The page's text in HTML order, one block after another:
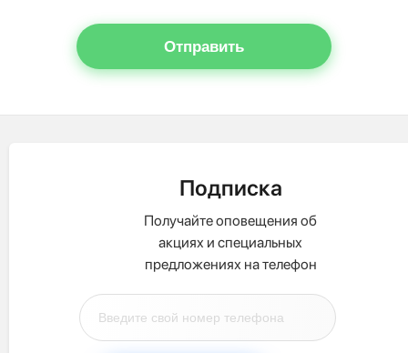
Отправить
Подписка
Получайте оповещения об
акциях и специальных
предложениях на телефон